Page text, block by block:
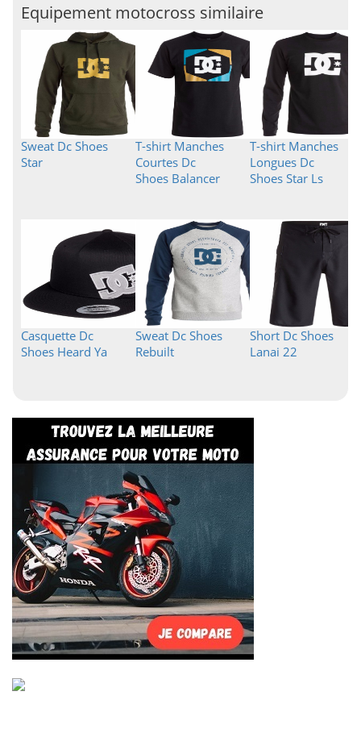
Equipement motocross similaire
Sweat Dc Shoes
Star
T-shirt Manches
Courtes Dc
Shoes Balancer
T-shirt Manches
Longues Dc
Shoes Star Ls
Casquette Dc
Shoes Heard Ya
Sweat Dc Shoes
Rebuilt
Short Dc Shoes
Lanai 22